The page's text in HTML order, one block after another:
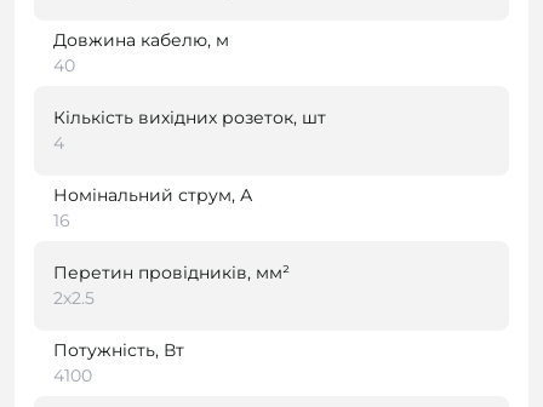
Довжина кабелю, м
40
Кількість вихідних розеток, шт
4
Номінальний струм, А
16
Перетин провідників, мм²
2х2.5
Потужність, Вт
4100